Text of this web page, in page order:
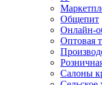
Общепит
Онлайн-
Оптовая
Салоны